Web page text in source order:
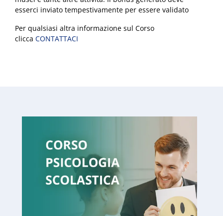
esserci inviato tempestivamente per essere validato
Per qualsiasi altra informazione sul Corso
clicca CONTATTACI